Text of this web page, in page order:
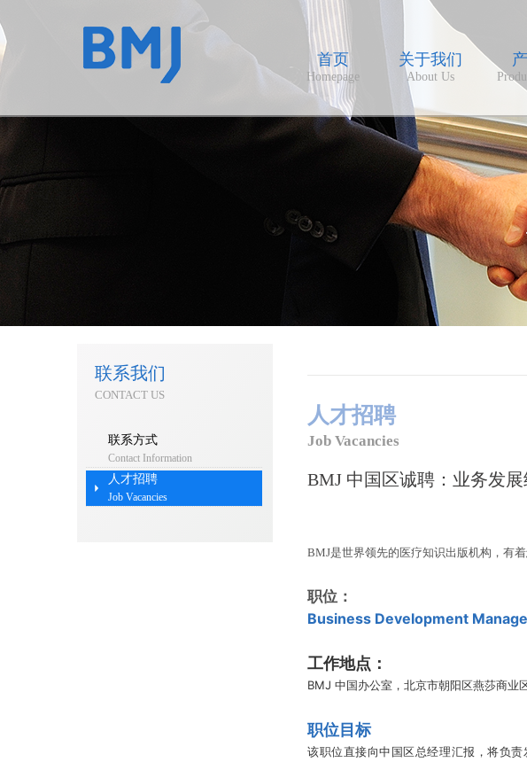
首页
Homepage
关于我们
About Us
联系我们
CONTACT US
联系方式
Contact Information
人才招聘
Job Vacancies
人才招聘
Job Vacancies
BMJ 中国区诚聘：业务发展
BMJ是世界领先的医疗知识出版机构，有
职位：
Business Development
工作地点：
BMJ 中国办公室，北京市朝阳区燕莎商业
职位目标
该职位直接向中国区总经理汇报，将负